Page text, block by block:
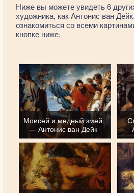
Ниже вы можете увидеть 6
художника, как Антонис ван
ознакомиться со всеми
кнопке ниже.
Моисей и медный змей
— Антонис ван Дейк